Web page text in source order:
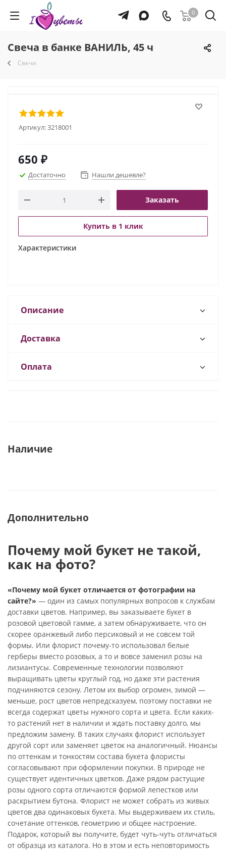
0
Свеча в банке ВАНИЛЬ, 45 ч
Свечи
Артикул:3218001
650 ₽
Достаточно Нашли дешевле?
Заказать
Купить в 1 клик
Характеристики
Описание
Доставка
Оплата
Наличие
Дополнительно
Почему мой букет не такой,
как на фото?
«Почему мой букет отличается от фотографии на
сайте?» — один из самых популярных вопросов к службам
доставки цветов. Например, вы заказываете букет в
розовой цветовой гамме, а затем обнаруживаете, что он
скорее оранжевый либо персиковый и не совсем той
формы. Или флорист почему-то использовал белые
герберы вместо розовых, а то и вовсе заменил розы на
лизиантусы. Современные технологии позволяют
выращивать цветы круглый год, но даже эти растения
подчиняются сезону. Летом их выбор огромен, зимой —
меньше, рост цветов непредсказуем, поэтому поставки не
всегда содержат цветы нужного сорта и цвета. Если каких-
то растений нет в наличии и ждать поставку долго, мы
предложим замену. В таких случаях флорист использует
другой сорт или заменяет цветок на аналогичный. Нюансы
по оттенкам и тонкостям состава букета флористы
согласовывают при оформлении покупки. В природе не
существует идентичных цветков. Даже рядом растущие
розы одного сорта отличаются формой лепестков или
раскрытием бутона. Флорист не может собрать из живых
цветов два одинаковых букета. Мы выдерживаем их стиль,
сочетание оттенков, геометрию и общее настроение.
Подарок, который вы получите, будет чуть-чуть отличаться
от образца из каталога. Но в этом и есть неповторимость